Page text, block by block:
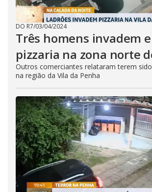
DO R7/03/04/2024
Três homens invadem
pizzaria na zona norte
Outros comerciantes relataram terem
na região da Vila da Penha